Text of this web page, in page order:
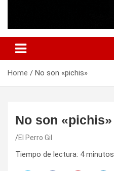
Home No son «pichis»
No son «pichis»
El Perro Gil
Tiempo de lectura: 4 minutos